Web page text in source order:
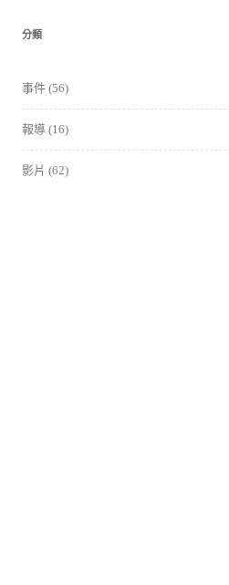
分類
事件 (56)
報導 (16)
影片 (62)